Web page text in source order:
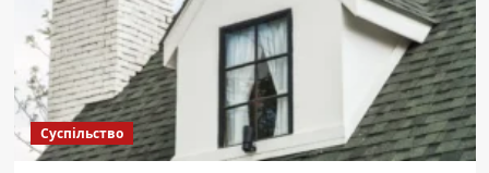
Суспільство